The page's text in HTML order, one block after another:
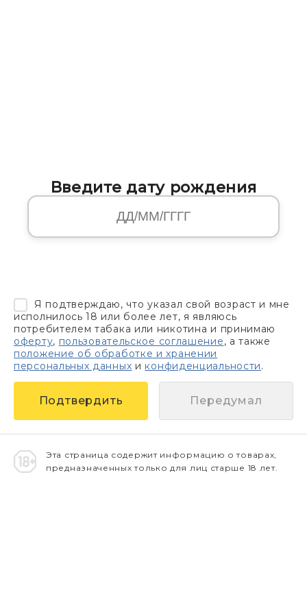
Введите дату рождения
Я подтверждаю, что указал свой возраст и мне
исполнилось 18 или более лет, я являюсь
потребителем табака или никотина и принимаю
оферту, пользовательское соглашение, а также
положение об обработке и хранении
персональных данных и конфиденциальности.
Передумал
Эта страница содержит информацию о товарах,
предназначенных только для лиц старше 18 лет.